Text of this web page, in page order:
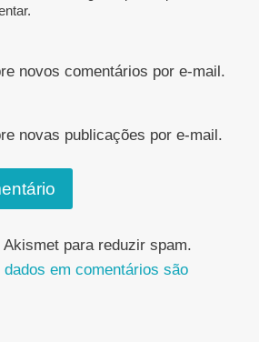
novos comentários por e-mail.
novas publicações por e-mail.
para reduzir spam.
em comentários são